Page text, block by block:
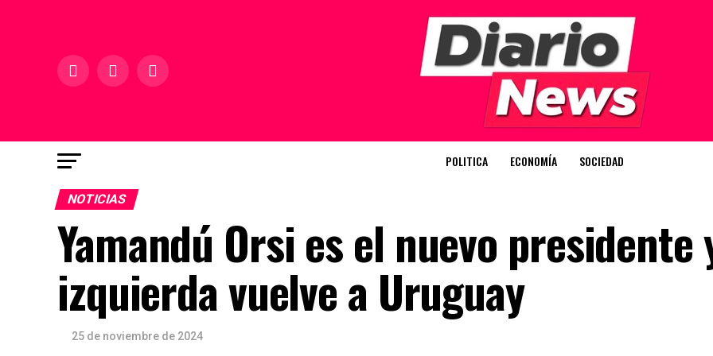
POLITICA ECONOMÍA SOCIEDAD
NOTICIAS
Yamandú Orsi es el nuevo presidente
izquierda vuelve a Uruguay
25 de noviembre de 2024